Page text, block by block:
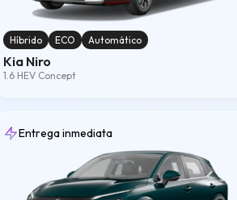
Híbrido ECO Automático
Kia Niro
1.6 HEV Concept
Entrega inmediata